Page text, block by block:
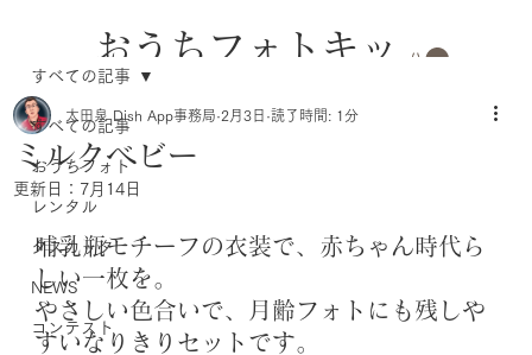
おうちフォトキッ
トのレンタル
すべての記事
おうちフォト
レンタル
タスカッタ
NEWS
コンテスト
すべての記事
ミルクベビー
太田泉 Dish App事務局 2月3日 読了時間: 1分
更新日： 7月14日
哺乳瓶モチーフの衣装で、赤ちゃん時代ら
しい一枚を。
やさしい色合いで、月齢フォトにも残しや
すいなりきりセットです。